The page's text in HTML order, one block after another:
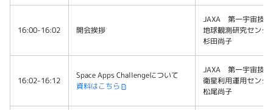
16:00-16:02 開会挨拶
JAXA 第一宇宙技術
地球観測研究セン
杉田尚子
16:02-16:12
Space Apps Challengeについて
資料はこちら
JAXA 第一宇宙技術
衛星利用運用セン
松尾尚子